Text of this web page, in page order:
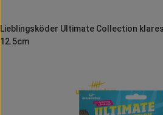
Lieblingsköder Ultimate Collection
12.5cm
Bildergalerie überspringen